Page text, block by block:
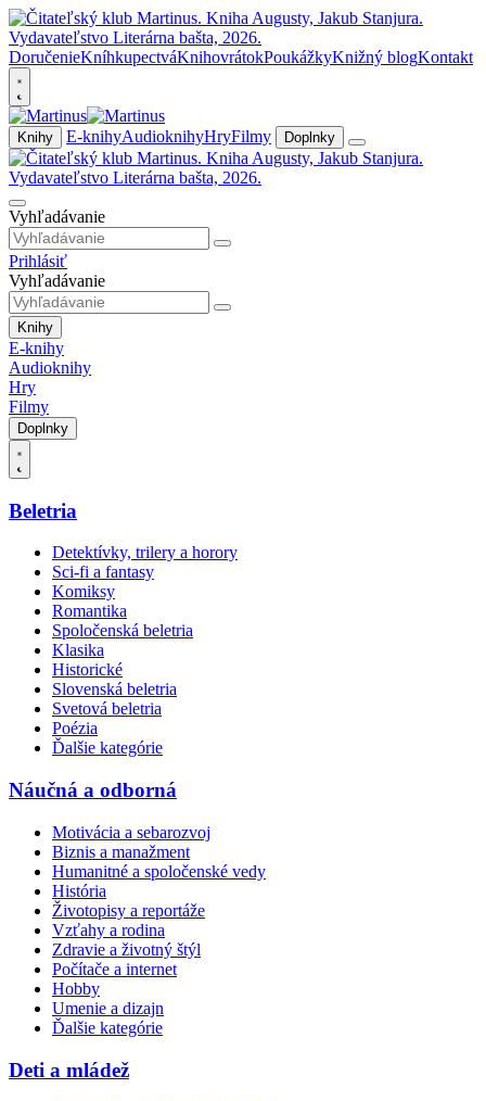
DoručenieKníhkupectváKnihovrátokPoukážkyKnižný blogKontakt
Knihy E-knihyAudioknihyHryFilmy Doplnky
Vyhľadávanie
Prihlásiť
Vyhľadávanie
Knihy
E-knihy
Audioknihy
Hry
Filmy
Doplnky
Beletria
Detektívky, trilery a horory
Sci-fi a fantasy
Komiksy
Romantika
Spoločenská beletria
Klasika
Historické
Slovenská beletria
Svetová beletria
Poézia
Ďalšie kategórie
Náučná a odborná
Motivácia a sebarozvoj
Biznis a manažment
Humanitné a spoločenské vedy
História
Životopisy a reportáže
Vzťahy a rodina
Zdravie a životný štýl
Počítače a internet
Hobby
Umenie a dizajn
Ďalšie kategórie
Deti a mládež